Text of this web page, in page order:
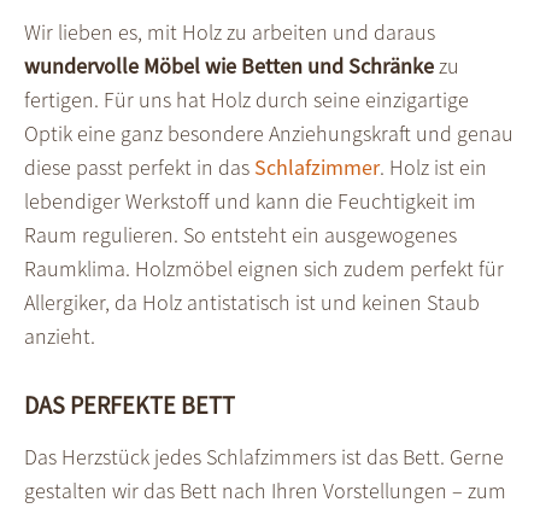
Wir lieben es, mit Holz zu arbeiten und daraus
wundervolle Möbel wie Betten und Schränkezu
fertigen. Für uns hat Holz durch seine einzigartige
Optik eine ganz besondere Anziehungskraft und genau
diese passt perfekt in das Schlafzimmer. Holz ist ein
lebendiger Werkstoff und kann die Feuchtigkeit im
Raum regulieren. So entsteht ein ausgewogenes
Raumklima. Holzmöbel eignen sich zudem perfekt für
Allergiker, da Holz antistatisch ist und keinen Staub
anzieht.
DAS PERFEKTE BETT
Das Herzstück jedes Schlafzimmers ist das Bett. Gerne
gestalten wir das Bett nach Ihren Vorstellungen – zum